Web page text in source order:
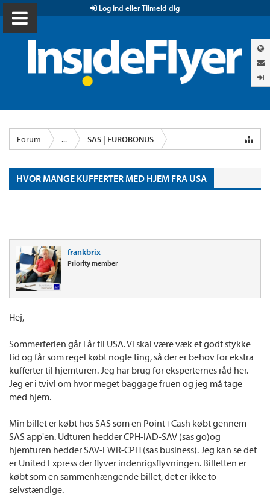
Log ind eller Tilmeld dig
Forum ... SAS | EUROBONUS
HVOR MANGE KUFFERTER MED HJEM FRA USA
frankbrix
Priority member
Hej,
Sommerferien går i år til USA. Vi skal være væk et godt stykke
tid og får som regel købt nogle ting, så der er behov for ekstra
kufferter til hjemturen. Jeg har brug for eksperternes råd her.
Jeg er i tvivl om hvor meget baggage fruen og jeg må tage
med hjem.
Min billet er købt hos SAS som en Point+Cash købt gennem
SAS app'en. Udturen hedder CPH-IAD-SAV (sas go)og
hjemturen hedder SAV-EWR-CPH (sas business). Jeg kan se det
er United Express der flyver indenrigsflyvningen. Billetten er
købt som en sammenhængende billet, det er ikke to
selvstændige.